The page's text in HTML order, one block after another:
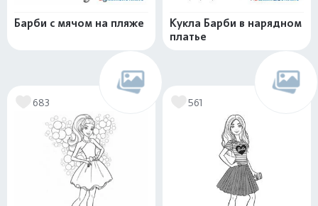
Барби с мячом на пляже
Кукла Барби в нарядном
платье
683 561